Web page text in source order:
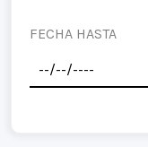
FECHA HASTA